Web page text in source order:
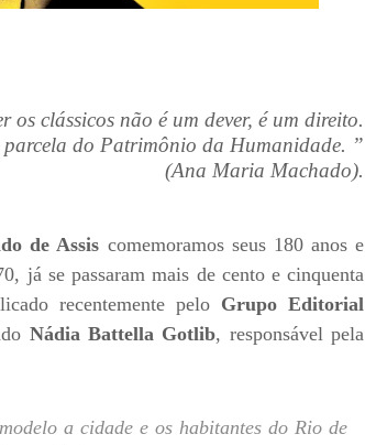
os clássicos não é um dever, é um direito.
parcela do Patrimônio da Humanidade. ”
(Ana Maria Machado).
de Assis comemoramos seus 180 anos e
já se passaram mais de cento e cinquenta
recentemente pelo Grupo Editorial
Nádia Battella Gotlib, responsável pela
a cidade e os habitantes do Rio de